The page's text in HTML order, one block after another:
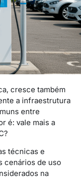
cresce também
a infraestrutura
entre
é: vale mais a
técnicas e
cenários de uso
na